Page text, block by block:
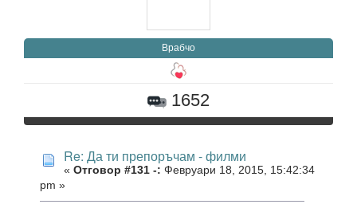
Врабчо
1652
Re: Да ти препоръчам - филми
« Отговор #131 -: Февруари 18, 2015, 15:42:34
pm »